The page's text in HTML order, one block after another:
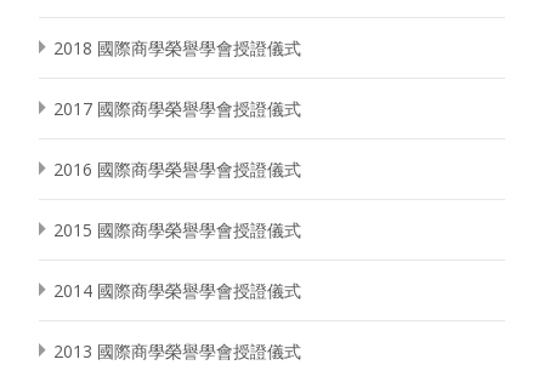
2018 國際商學榮譽學會授證儀式
2017 國際商學榮譽學會授證儀式
2016 國際商學榮譽學會授證儀式
2015 國際商學榮譽學會授證儀式
2014 國際商學榮譽學會授證儀式
2013 國際商學榮譽學會授證儀式